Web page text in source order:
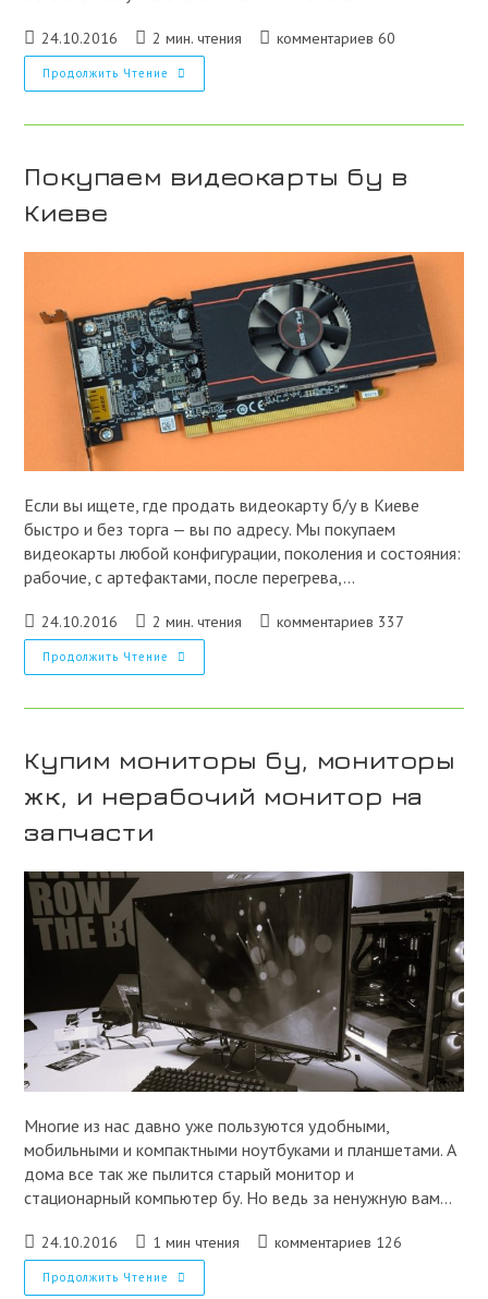
Запись
опубликована:
24.10.2016
Время
чтения:
2 мин. чтения
Комментарии
комментариев 60
Продолжить Чтение Купим
Различные
Киеве
Покупаем видеокарты бу в
Киеве
Если вы ищете, где продать видеокарту б/у в Киеве
быстро и без торга — вы по адресу. Мы покупаем
видеокарты любой конфигурации, поколения и состояния:
рабочие, с артефактами, после перегрева,…
Запись
опубликована:
24.10.2016
Время
чтения:
2 мин. чтения
Комментарии
комментариев 337
Продолжить Чтение Покупаем
Видеокарты
В
Купим мониторы бу, мониторы
жк, и нерабочий монитор на
запчасти
Многие из нас давно уже пользуются удобными,
мобильными и компактными ноутбуками и планшетами. А
дома все так же пылится старый монитор и
стационарный компьютер бу. Но ведь за ненужную вам…
Запись
опубликована:
24.10.2016
Время
чтения:
1 мин чтения
Комментарии
комментариев 126
Продолжить Чтение Купим
Мониторы